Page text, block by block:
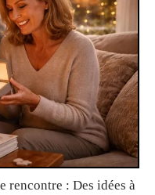
rencontre : Des idées à